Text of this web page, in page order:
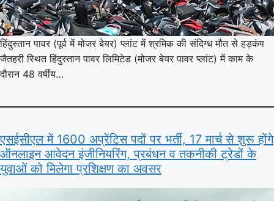
हिंदुस्तान पावर (पूर्व में मोजर बेयर) प्लांट में श्रमिक की संदिग्ध मौत से हड़कंप
जैतहरी स्थित हिंदुस्तान पावर लिमिटेड (मोजर बेयर पावर प्लांट) में काम के
दौरान 48 वर्षीय…
एसईसीएल में 1600 अप्रेंटिस पदों पर भर्ती, 17 मार्च से शुरू होंगे
ऑनलाइन आवेदन इंजीनियरिंग, प्रबंधन व तकनीकी ट्रेडों के
युवाओं को मिलेगा प्रशिक्षण का अवसर